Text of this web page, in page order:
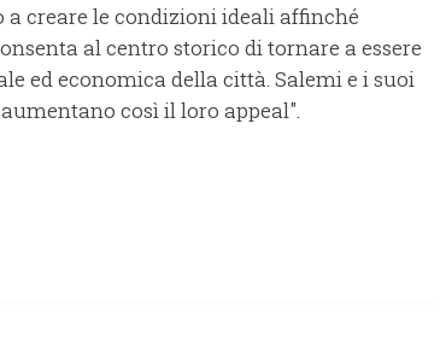
creare le condizioni ideali affinché
al centro storico di tornare a essere
ed economica della città. Salemi e i suoi
così il loro appeal".